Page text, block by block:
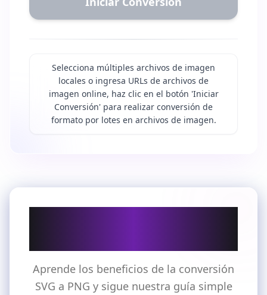
Selecciona múltiples archivos de imagen
locales o ingresa URLs de archivos de
imagen online, haz clic en el botón 'Iniciar
Conversión' para realizar conversión de
formato por lotes en archivos de imagen.
Aprende los beneficios de la conversión
SVG a PNG y sigue nuestra guía simple